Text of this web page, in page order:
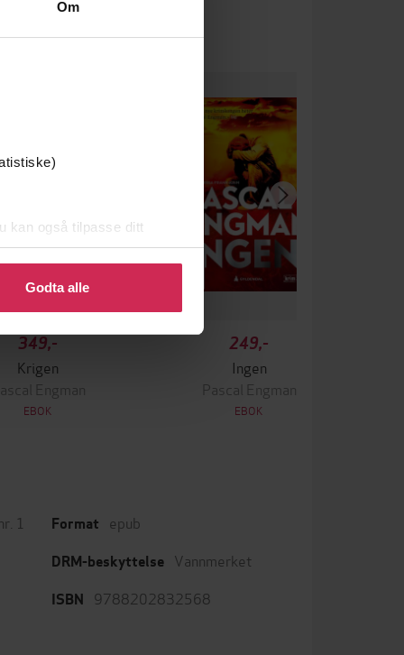
Om
kan også tilpasse ditt
eller endre ditt samtykke.
Godta alle
349,-
Krigen
Engman
EBOK
249,-
Ingen
Pascal Engman
EBOK
1 Format epub
DRM-beskyttelse Vannmerket
ISBN 9788202832568